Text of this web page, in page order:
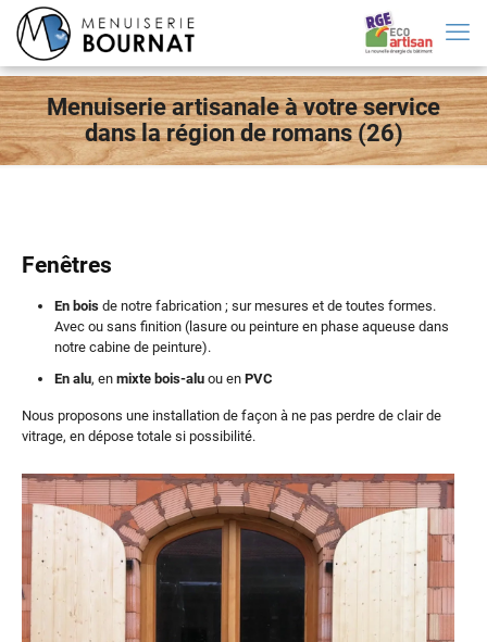
Menuiserie artisanale à votre service
dans la région de romans (26)
Fenêtres
En bois de notre fabrication ; sur mesures et de toutes formes.
Avec ou sans finition (lasure ou peinture en phase aqueuse dans
notre cabine de peinture).
En alu, en mixte bois-alu ou en PVC
Nous proposons une installation de façon à ne pas perdre de clair de
vitrage, en dépose totale si possibilité.